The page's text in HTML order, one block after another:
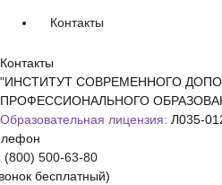
Контакты
Контакты
"ИНСТИТУТ СОВРЕМЕННОГО
ПРОФЕССИОНАЛЬНОГО
Образовательная лицензия: Л035-
(800) 500-63-80
бесплатный)